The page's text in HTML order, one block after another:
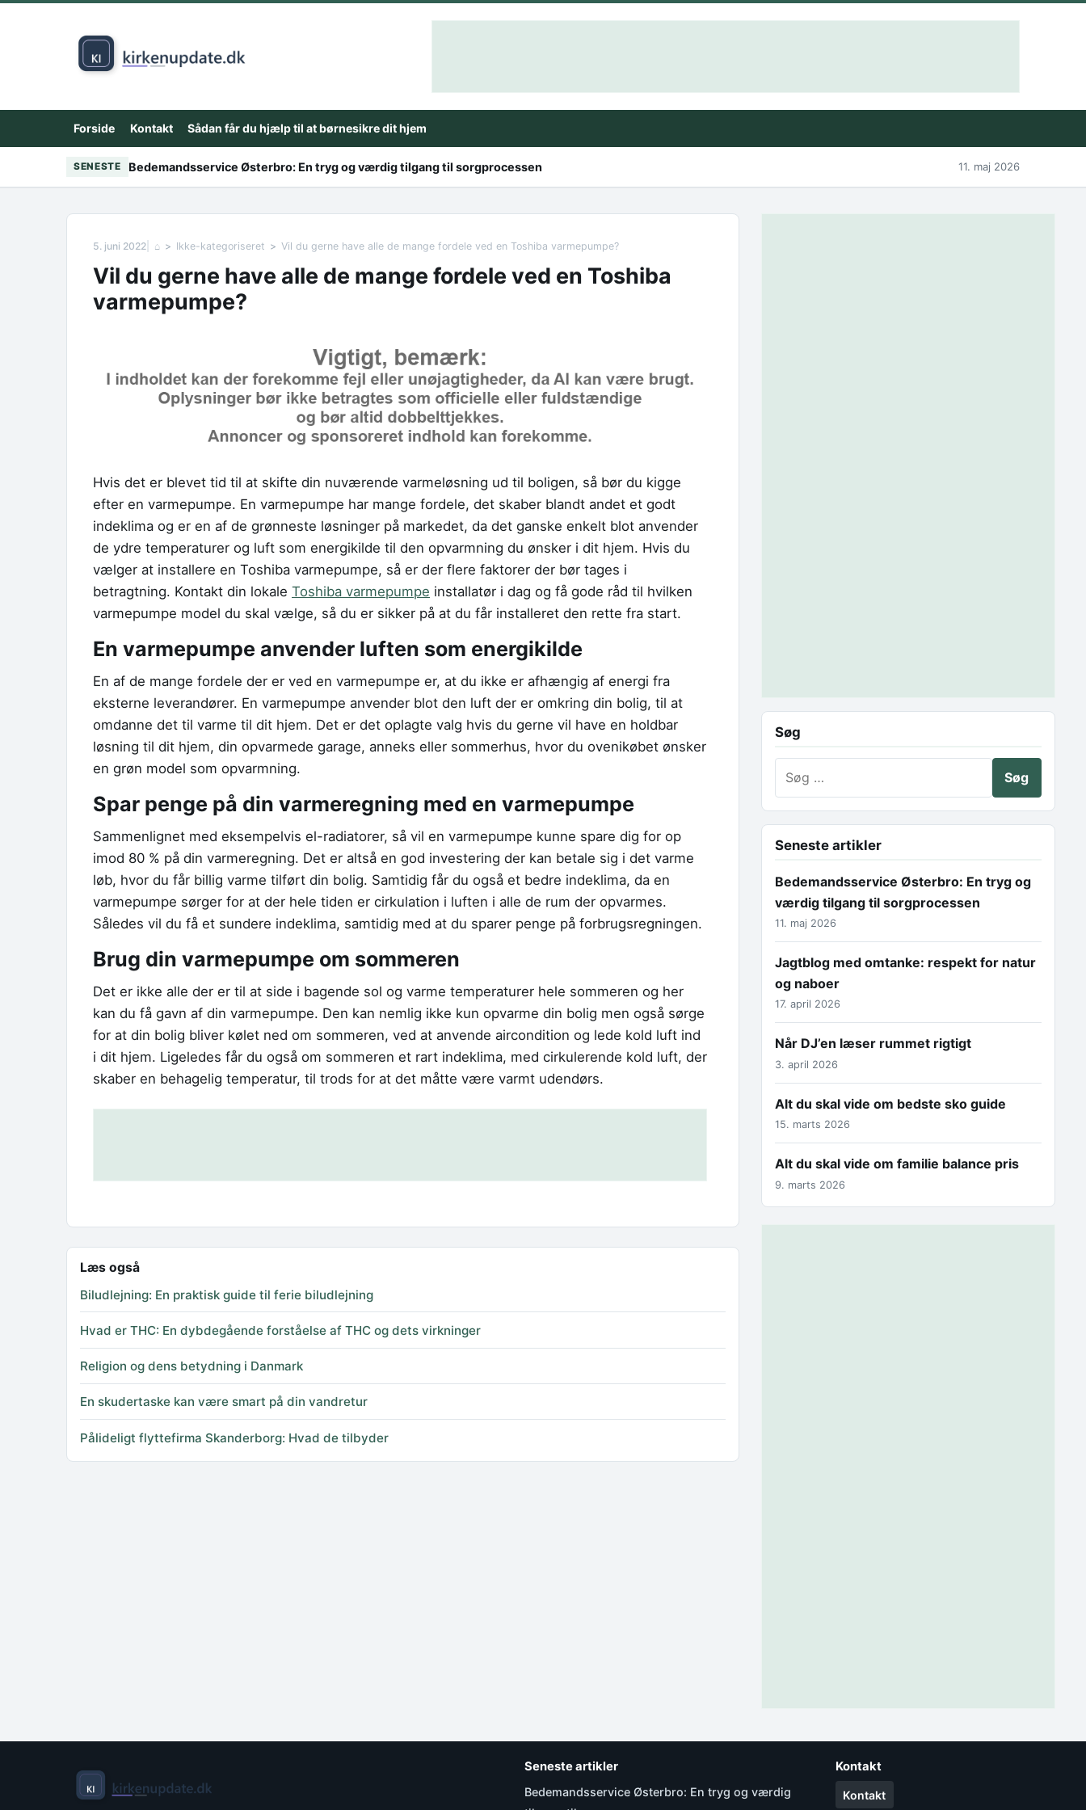
Forside Kontakt Sådan får du hjælp til at børnesikre dit hjem
SENESTE Bedemandsservice Østerbro: En tryg og værdig tilgang til sorgprocessen 11. maj 2026
5. juni 2022 ⌂ Ikke-kategoriseret Vil du gerne have alle de mange fordele ved en Toshiba varmepumpe?
Vil du gerne have alle de mange fordele ved en Toshiba
varmepumpe?
Hvis det er blevet tid til at skifte din nuværende varmeløsning ud til boligen, så bør du kigge
efter en varmepumpe. En varmepumpe har mange fordele, det skaber blandt andet et godt
indeklima og er en af de grønneste løsninger på markedet, da det ganske enkelt blot anvender
de ydre temperaturer og luft som energikilde til den opvarmning du ønsker i dit hjem. Hvis du
vælger at installere en Toshiba varmepumpe, så er der flere faktorer der bør tages i
betragtning. Kontakt din lokale Toshiba varmepumpe installatør i dag og få gode råd til hvilken
varmepumpe model du skal vælge, så du er sikker på at du får installeret den rette fra start.
En varmepumpe anvender luften som energikilde
En af de mange fordele der er ved en varmepumpe er, at du ikke er afhængig af energi fra
eksterne leverandører. En varmepumpe anvender blot den luft der er omkring din bolig, til at
omdanne det til varme til dit hjem. Det er det oplagte valg hvis du gerne vil have en holdbar
løsning til dit hjem, din opvarmede garage, anneks eller sommerhus, hvor du ovenikøbet ønsker
en grøn model som opvarmning.
Spar penge på din varmeregning med en varmepumpe
Sammenlignet med eksempelvis el-radiatorer, så vil en varmepumpe kunne spare dig for op
imod 80 % på din varmeregning. Det er altså en god investering der kan betale sig i det varme
løb, hvor du får billig varme tilført din bolig. Samtidig får du også et bedre indeklima, da en
varmepumpe sørger for at der hele tiden er cirkulation i luften i alle de rum der opvarmes.
Således vil du få et sundere indeklima, samtidig med at du sparer penge på forbrugsregningen.
Brug din varmepumpe om sommeren
Det er ikke alle der er til at side i bagende sol og varme temperaturer hele sommeren og her
kan du få gavn af din varmepumpe. Den kan nemlig ikke kun opvarme din bolig men også sørge
for at din bolig bliver kølet ned om sommeren, ved at anvende aircondition og lede kold luft ind
i dit hjem. Ligeledes får du også om sommeren et rart indeklima, med cirkulerende kold luft, der
skaber en behagelig temperatur, til trods for at det måtte være varmt udendørs.
Læs også
Biludlejning: En praktisk guide til ferie biludlejning
Hvad er THC: En dybdegående forståelse af THC og dets virkninger
Religion og dens betydning i Danmark
En skudertaske kan være smart på din vandretur
Pålideligt flyttefirma Skanderborg: Hvad de tilbyder
Søg
Seneste artikler
Bedemandsservice Østerbro: En tryg og
værdig tilgang til sorgprocessen
11. maj 2026
Jagtblog med omtanke: respekt for natur
og naboer
17. april 2026
Når DJ’en læser rummet rigtigt
3. april 2026
Alt du skal vide om bedste sko guide
15. marts 2026
Alt du skal vide om familie balance pris
9. marts 2026
Seneste artikler
Bedemandsservice Østerbro: En tryg og værdig
Kontakt
Kontakt